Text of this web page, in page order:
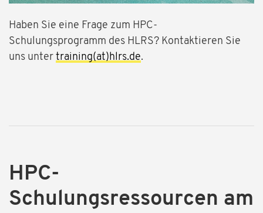
Haben Sie eine Frage zum HPC-
Schulungsprogramm des HLRS? Kontaktieren Sie
uns unter training(at)hlrs.de.
HPC-
Schulungsressourcen am